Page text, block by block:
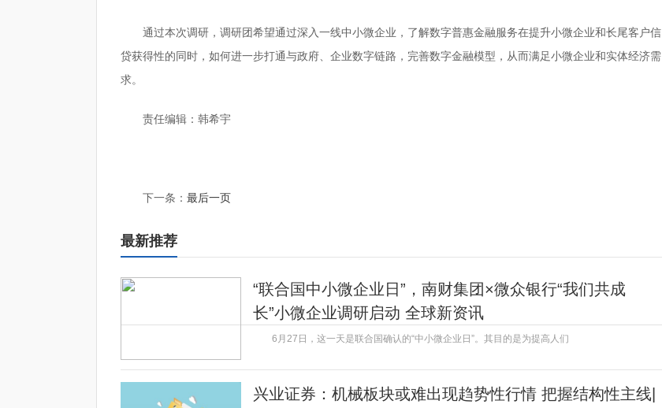
通过本次调研，调研团希望通过深入一线中小微企业，了解数字普惠金融服务在提升小微企业和长尾客户信
贷获得性的同时，如何进一步打通与政府、企业数字链路，完善数字金融模型，从而满足小微企业和实体经济需
求。
责任编辑：韩希宇
下一条： 最后一页
最新推荐
“联合国中小微企业日”，南财集团×微众银行“我们共成
长”小微企业调研启动 全球新资讯
6月27日，这一天是联合国确认的“中小微企业日”。其目的是为提高人们
兴业证券：机械板块或难出现趋势性行情 把握结构性主线|